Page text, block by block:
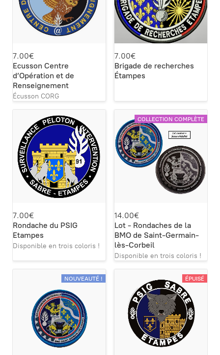
7.00€
Ecusson Centre
d’Opération et de
Renseignement
Écusson CORG
7.00€
Brigade de recherches
Étampes
7.00€
Rondache du PSIG
Etampes
Disponible en trois coloris !
COLLECTION COMPLÈTE
14.00€
Lot - Rondaches de la
BMO de Saint-Germain-
lès-Corbeil
Disponible en trois coloris !
NOUVEAUTÉ ! ÉPUISÉ